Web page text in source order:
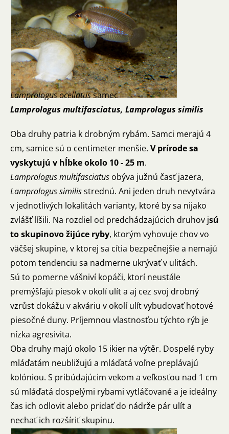
Lamprologus ocellatussamec
Lamprologus multifasciatus, Lamprologus similis
Oba druhy patria k drobným rybám. Samci merajú 4
cm, samice sú o centimeter menšie. V prírode sa
vyskytujú v hĺbke okolo 10 - 25 m.
Lamprologus multifasciatus obýva južnú časť jazera,
Lamprologus similisstrednú. Ani jeden druh nevytvára
v jednotlivých lokalitách varianty, ktoré by sa nijako
zvlášť líšili. Na rozdiel od predchádzajúcich druhov jsú
to skupinovo žijúce ryby, ktorým vyhovuje chov vo
väčšej skupine, v ktorej sa cítia bezpečnejšie a nemajú
potom tendenciu sa nadmerne ukrývať v ulitách.
Sú to pomerne vášniví kopáči, ktorí neustále
premýšľajú piesok v okolí ulít a aj cez svoj drobný
vzrůst dokážu v akváriu v okolí ulít vybudovať hotové
piesočné duny. Príjemnou vlastnosťou týchto rýb je
nízka agresivita.
Oba druhy majú okolo 15 ikier na výtěr. Dospelé ryby
mláďatám neubližujú a mláďatá voľne preplávajú
kolóniou. S pribúdajúcim vekom a veľkosťou nad 1 cm
sú mláďatá dospelými rybami vytláčované a je ideálny
čas ich odlovit alebo pridať do nádrže pár ulít a
nechať ich rozšíriť skupinu.